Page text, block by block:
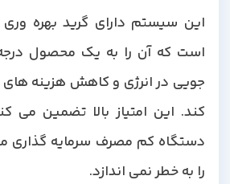
است که آن را به یک محصول درجه
جویی در انرژی و کاهش هزینه های
کند. این امتیاز بالا تضمین می
دستگاه کم مصرف سرمایه گذاری می
را به خطر نمی اندازد.